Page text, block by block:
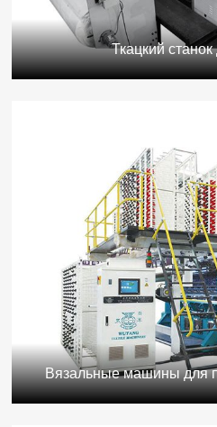
Ткацкий
Вязальные машины для